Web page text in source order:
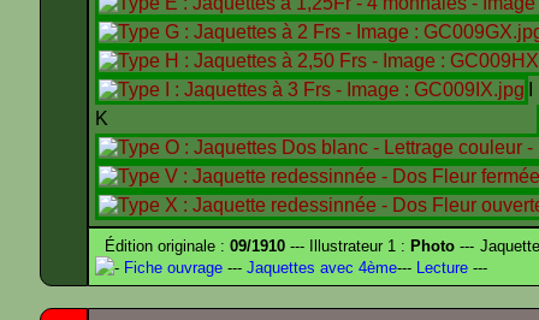
K
Édition originale :09/1910 --- Illustrateur 1 : Photo ---
- Fiche ouvrage --- Jaquettes avec 4ème--- Lecture ---